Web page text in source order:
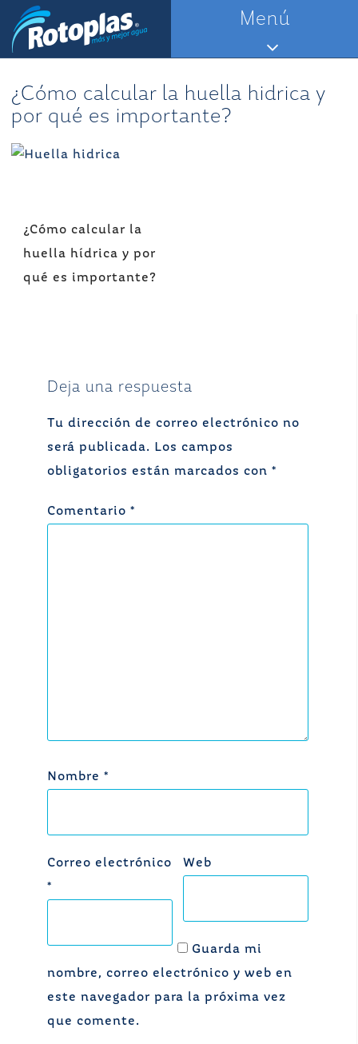
Saltar
contenido
Menú
¿Cómo calcular la huella hidrica y
por qué es importante?
Navegación
de
entradas
¿Cómo calcular la
huella hídrica y por
qué es importante?
Deja una respuesta
Tu dirección de correo electrónico no
será publicada.
Los campos
obligatorios están marcados con *
Comentario *
Nombre *
Correo electrónico
*
Web
Guarda mi
nombre, correo electrónico y web en
este navegador para la próxima vez
que comente.